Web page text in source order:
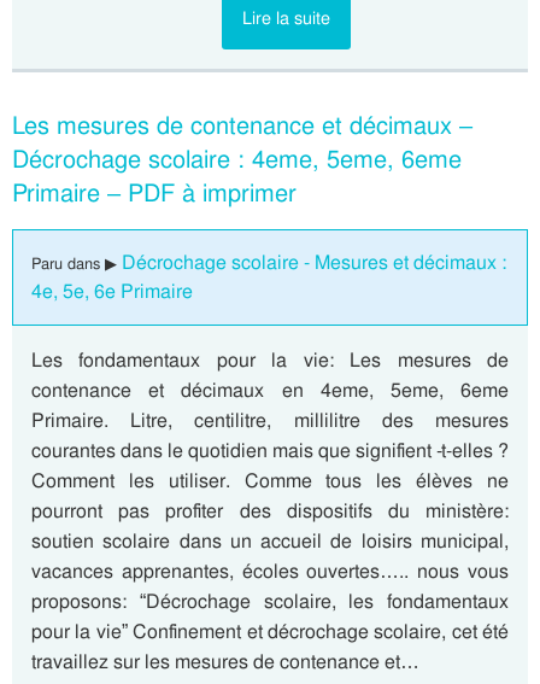
Lire la suite
Les mesures de contenance et décimaux –
Décrochage scolaire : 4eme, 5eme, 6eme
Primaire – PDF à imprimer
Paru dans ▶ Décrochage scolaire - Mesures et décimaux :
4e, 5e, 6e Primaire
Les fondamentaux pour la vie: Les mesures de
contenance et décimaux en 4eme, 5eme, 6eme
Primaire. Litre, centilitre, millilitre des mesures
courantes dans le quotidien mais que signifient -t-elles ?
Comment les utiliser. Comme tous les élèves ne
pourront pas profiter des dispositifs du ministère:
soutien scolaire dans un accueil de loisirs municipal,
vacances apprenantes, écoles ouvertes….. nous vous
proposons: “Décrochage scolaire, les fondamentaux
pour la vie” Confinement et décrochage scolaire, cet été
travaillez sur les mesures de contenance et…